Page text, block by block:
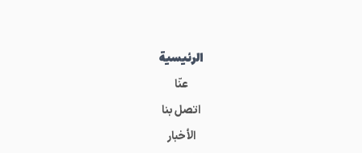
الرئيسية
عنّا
اتصل بنا
الأخبار